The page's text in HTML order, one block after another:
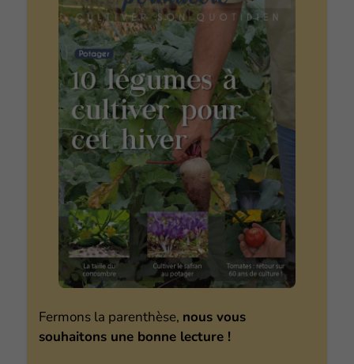
Fermons la parenthèse, nous vous
souhaitons une bonne lecture !